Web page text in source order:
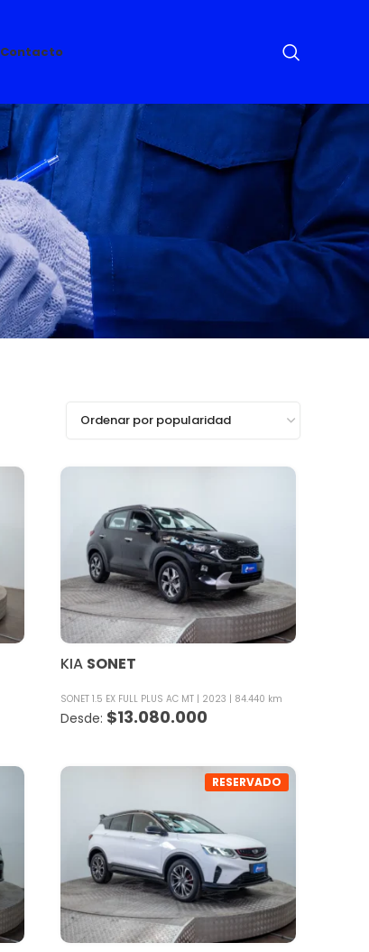
Contacto
KIA SONET
SONET 1.5 EX FULL PLUS AC MT 2023 84.440 km
$13.080.000
RESERVADO